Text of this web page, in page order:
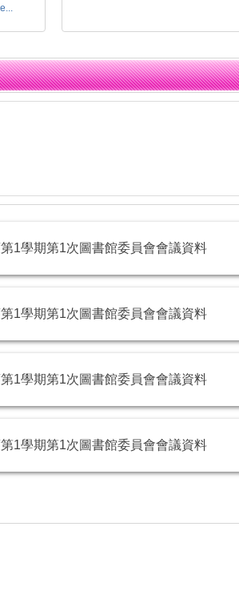
1學期第1次圖書館委員會會議資料
1學期第1次圖書館委員會會議資料
1學期第1次圖書館委員會會議資料
1學期第1次圖書館委員會會議資料